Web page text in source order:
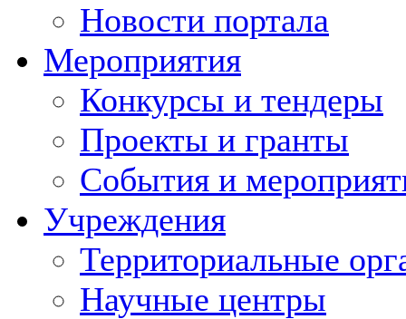
Новости портала
Мероприятия
Конкурсы и тендеры
Проекты и гранты
События и
Учреждения
Территориальные
Научные центры